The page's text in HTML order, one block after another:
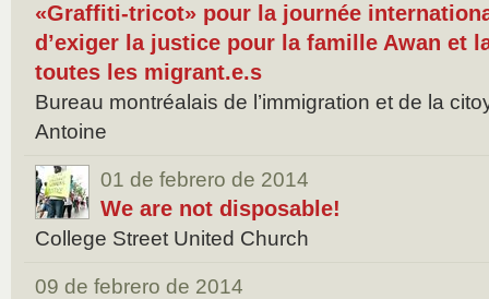
«Graffiti-tricot» pour la journée
d’exiger la justice pour la famille Awan et
toutes les migrant.e.s
Bureau montréalais de l’immigration et de la
Antoine
01 de febrero de 2014
We are not disposable!
College Street United Church
09 de febrero de 2014